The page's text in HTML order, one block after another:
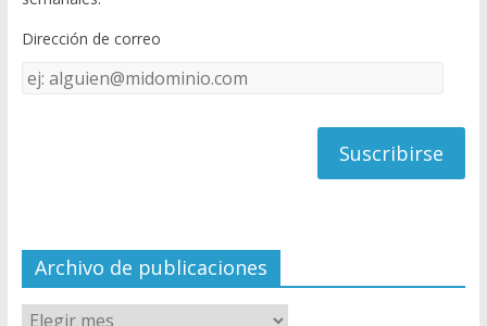
o
k e
C
el
Dirección de correo
Dirección
de
Archivo de publicaciones